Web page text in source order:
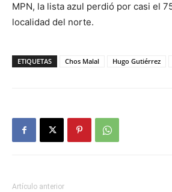
MPN, la lista azul perdió por casi el
localidad del norte.
ETIQUETAS Chos Malal Hugo Gutiérrez
Artículo anterior